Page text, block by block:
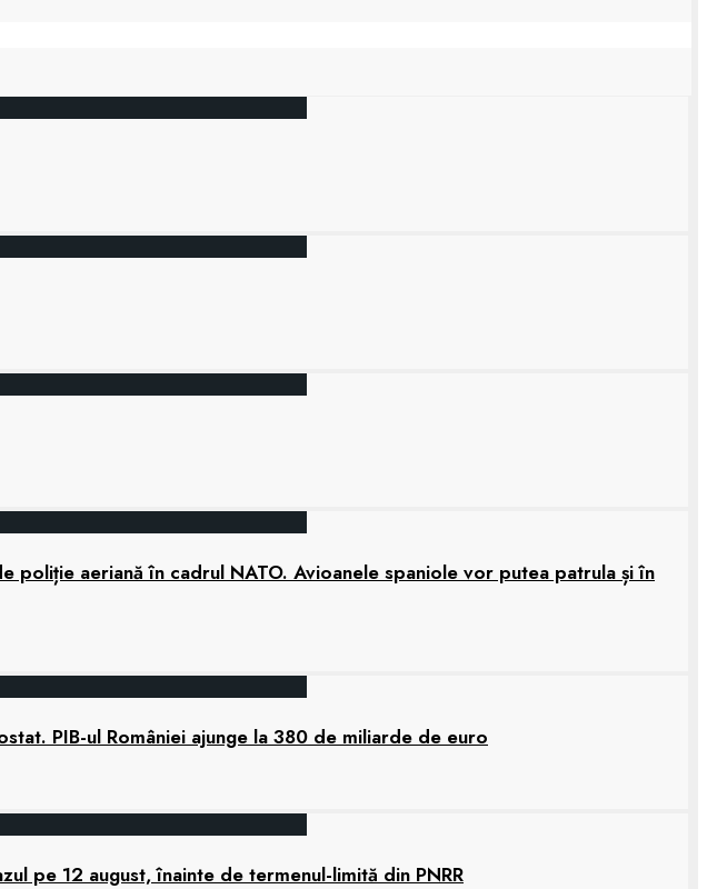
poliție aeriană în cadrul NATO. Avioanele spaniole vor putea patrula și în
PIB-ul României ajunge la 380 de miliarde de euro
pe 12 august, înainte de termenul-limită din PNRR